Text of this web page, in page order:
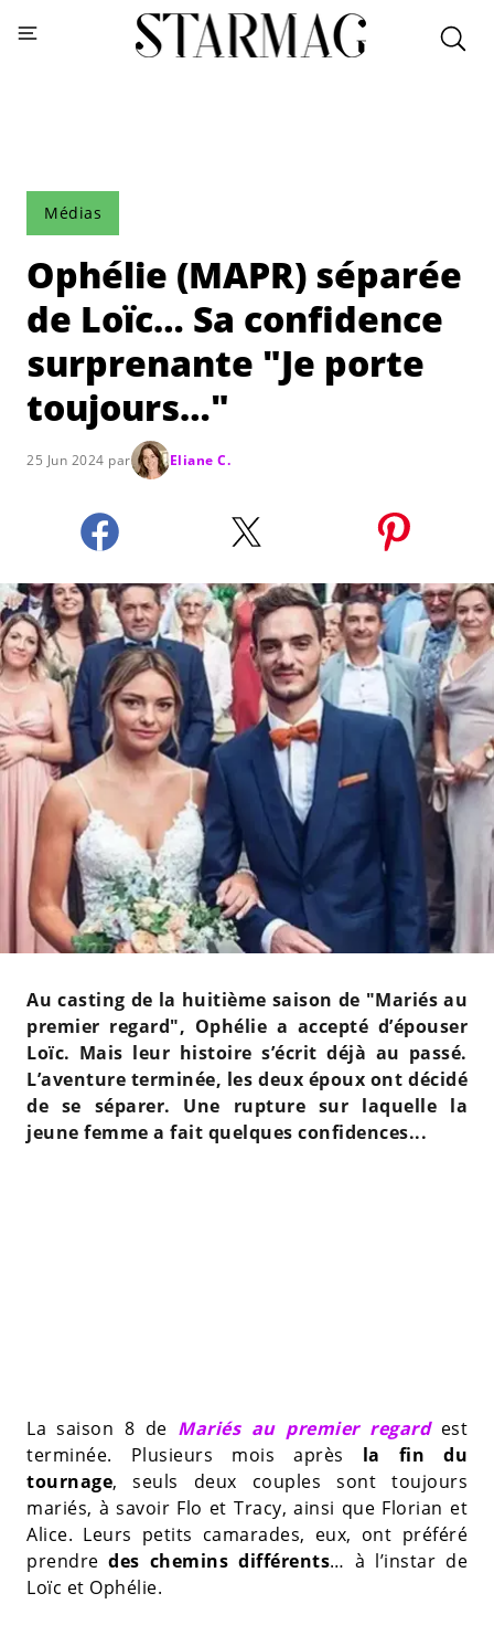
Médias
Ophélie (MAPR) séparée
de Loïc… Sa confidence
surprenante "Je porte
toujours…"
25 Jun 2024 par Eliane C.
Au casting de la huitième saison de "Mariés au
premier regard", Ophélie a accepté d’épouser
Loïc. Mais leur histoire s’écrit déjà au passé.
L’aventure terminée, les deux époux ont décidé
de se séparer. Une rupture sur laquelle la
jeune femme a fait quelques confidences...
La saison 8 de Mariés au premier regardest
terminée. Plusieurs mois après la fin du
tournage, seuls deux couples sont toujours
mariés, à savoir Flo et Tracy, ainsi que Florian et
Alice. Leurs petits camarades, eux, ont préféré
prendredes chemins différents… à l’instar de
Loïc et Ophélie.